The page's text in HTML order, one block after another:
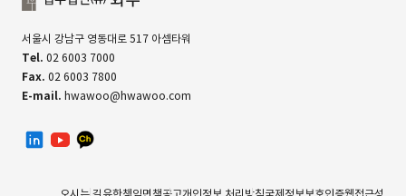
서울시 강남구 영동대로 517 아셈타워
Tel. 02 6003 7000
Fax. 02 6003 7800
E-mail. hwawoo@hwawoo.com